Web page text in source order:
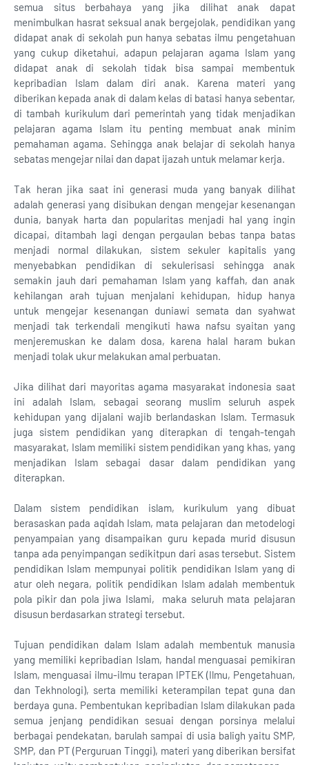
semua situs berbahaya yang jika dilihat anak dapat
menimbulkan hasrat seksual anak bergejolak, pendidikan yang
didapat anak di sekolah pun hanya sebatas ilmu pengetahuan
yang cukup diketahui, adapun pelajaran agama Islam yang
didapat anak di sekolah tidak bisa sampai membentuk
kepribadian Islam dalam diri anak. Karena materi yang
diberikan kepada anak di dalam kelas di batasi hanya sebentar,
di tambah kurikulum dari pemerintah yang tidak menjadikan
pelajaran agama Islam itu penting membuat anak minim
pemahaman agama. Sehingga anak belajar di sekolah hanya
sebatas mengejar nilai dan dapat ijazah untuk melamar kerja.
Tak heran jika saat ini generasi muda yang banyak dilihat
adalah generasi yang disibukan dengan mengejar kesenangan
dunia, banyak harta dan popularitas menjadi hal yang ingin
dicapai, ditambah lagi dengan pergaulan bebas tanpa batas
menjadi normal dilakukan, sistem sekuler kapitalis yang
menyebabkan pendidikan di sekulerisasi sehingga anak
semakin jauh dari pemahaman Islam yang kaffah, dan anak
kehilangan arah tujuan menjalani kehidupan, hidup hanya
untuk mengejar kesenangan duniawi semata dan syahwat
menjadi tak terkendali mengikuti hawa nafsu syaitan yang
menjeremuskan ke dalam dosa, karena halal haram bukan
menjadi tolak ukur melakukan amal perbuatan.
Jika dilihat dari mayoritas agama masyarakat indonesia saat
ini adalah Islam, sebagai seorang muslim seluruh aspek
kehidupan yang dijalani wajib berlandaskan Islam. Termasuk
juga sistem pendidikan yang diterapkan di tengah-tengah
masyarakat, Islam memiliki sistem pendidikan yang khas, yang
menjadikan Islam sebagai dasar dalam pendidikan yang
diterapkan.
Dalam sistem pendidikan islam, kurikulum yang dibuat
berasaskan pada aqidah Islam, mata pelajaran dan metodelogi
penyampaian yang disampaikan guru kepada murid disusun
tanpa ada penyimpangan sedikitpun dari asas tersebut. Sistem
pendidikan Islam mempunyai politik pendidikan Islam yang di
atur oleh negara, politik pendidikan Islam adalah membentuk
pola pikir dan pola jiwa Islami, maka seluruh mata pelajaran
disusun berdasarkan strategi tersebut.
Tujuan pendidikan dalam Islam adalah membentuk manusia
yang memiliki kepribadian Islam, handal menguasai pemikiran
Islam, menguasai ilmu-ilmu terapan IPTEK (Ilmu, Pengetahuan,
dan Tekhnologi), serta memiliki keterampilan tepat guna dan
berdaya guna. Pembentukan kepribadian Islam dilakukan pada
semua jenjang pendidikan sesuai dengan porsinya melalui
berbagai pendekatan, barulah sampai di usia baligh yaitu SMP,
SMP, dan PT (Perguruan Tinggi), materi yang diberikan bersifat